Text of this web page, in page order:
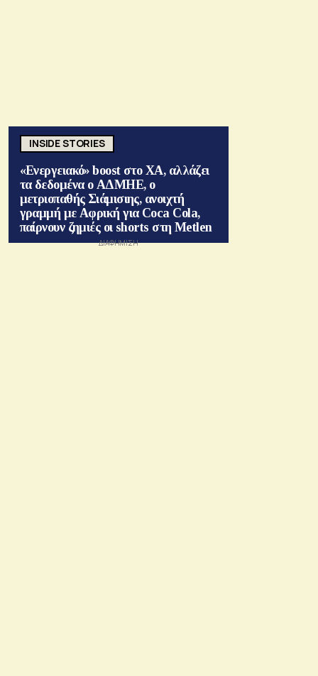
INSIDE STORIES
«Ενεργειακό» boost στο ΧΑ, αλλάζει
τα δεδομένα ο ΑΔΜΗΕ, ο
μετριοπαθής Σιάμισιης, ανοιχτή
γραμμή με Αφρική για Coca Cola,
παίρνουν ζημιές οι shorts στη Metlen